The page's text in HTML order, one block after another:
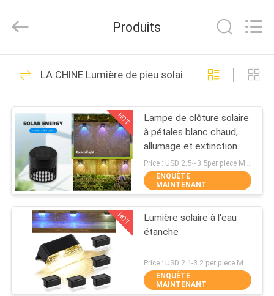
MAISON
DES
PRODUITS
PROPOS
DE
NOUS
VISITE
Technology
Rights
Goujons solaires de
route
336
goujons menés
solaires de route
58
Produits
LA CHINE Lumière de pieu solaire
HOT
Lampe de clôture solaire
à pétales blanc chaud,
allumage et extinction
automatiques
Price : USD 2.5~3.5per piece MOQ:10 PCS
ENQUÊTE
MAINTENANT
HOT
Lumière solaire à l'eau
étanche
ENQUÊTE
MAINTENANT